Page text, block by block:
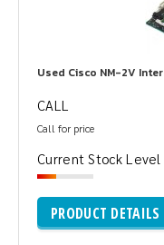
Used Cisco NM-2V
CALL
Call for price
Current Stock Level
PRODUCT DETAILS